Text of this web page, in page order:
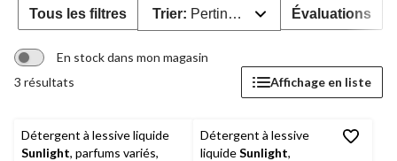
Tous les filtres Trier: Pertinence Évaluations
En stock dans mon magasin
3 résultats
Affichage en liste
Détergent à lessive liquide
Sunlight, parfums variés,
Détergent à lessive
liquideSunlight,